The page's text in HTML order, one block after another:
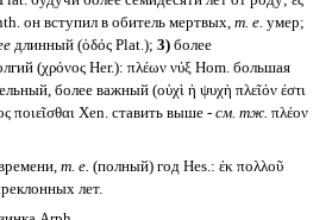
он вступил в обитель мертвых, т. е. умер;
длинный (ὁδός Plat.); 3)более
(χρόνος Her.): πλέων νύξ Hom. большая
более важный (οὐχὶ ἡ ψυχὴ πλεῖόν ἐστι
ποιεῖσθαι Xen. ставить выше - см. тж. πλέον
т. е. (полный) год Hes.: ἐκ πολλοῦ
лет.